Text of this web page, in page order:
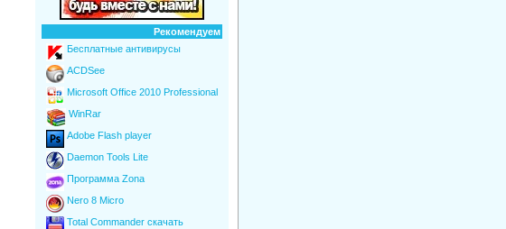
Рекомендуем
Бесплатные антивирусы
ACDSee
Microsoft Office 2010 Professional
WinRar
Adobe Flash player
Daemon Tools Lite
Программа Zona
Nero 8 Micro
Total Commander скачать